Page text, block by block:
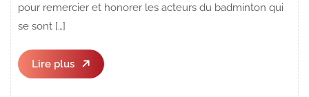
pour remercier et honorer les acteurs du badminton qui
se sont […]
Lire plus
Lire
plus